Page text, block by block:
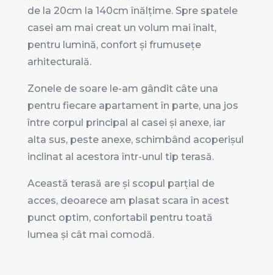
de la 20cm la 140cm înălțime. Spre spatele
casei am mai creat un volum mai înalt,
pentru lumină, confort și frumusețe
arhitecturală.
Zonele de soare le-am gândit câte una
pentru fiecare apartament în parte, una jos
între corpul principal al casei și anexe, iar
alta sus, peste anexe, schimbând acoperișul
inclinat al acestora într-unul tip terasă.
Această terasă are și scopul parțial de
acces, deoarece am plasat scara în acest
punct optim, confortabil pentru toată
lumea și cât mai comodă.